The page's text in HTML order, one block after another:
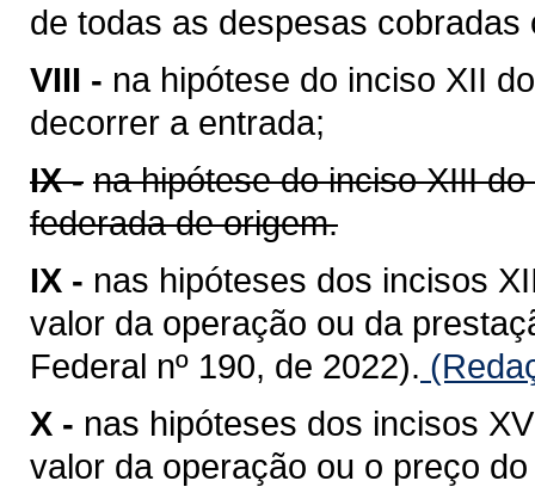
de todas as despesas
VIII - na hipótese do inciso XII
decorrer a entrada;
IX - na hipótese do inciso XIII
federada de origem.
IX - nas hipóteses dos incisos
valor da operação ou da
Federal nº 190, de 2022).
X - nas hipóteses dos incisos
valor da operação ou o preço